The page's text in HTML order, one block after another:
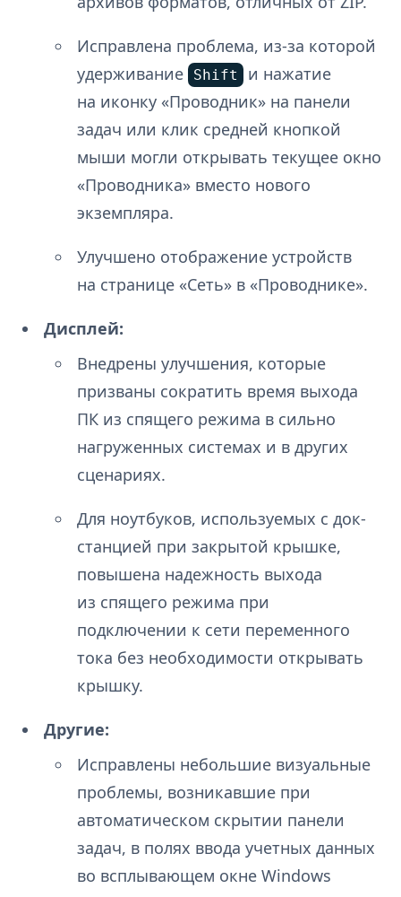
Исправлена проблема, из-за которой
удерживание
Shift и нажатие
на иконку «Проводник» на панели
задач или клик средней кнопкой
мыши могли открывать текущее окно
«Проводника» вместо нового
экземпляра.
Улучшено отображение устройств
на странице «Сеть» в «Проводнике».
Дисплей:
Внедрены улучшения, которые
призваны сократить время выхода
ПК из спящего режима в сильно
нагруженных системах и в других
сценариях.
Для ноутбуков, используемых с док-
станцией при закрытой крышке,
повышена надежность выхода
из спящего режима при
подключении к сети переменного
тока без необходимости открывать
крышку.
Другие:
Исправлены небольшие визуальные
проблемы, возникавшие при
автоматическом скрытии панели
задач, в полях ввода учетных данных
во всплывающем окне Windows